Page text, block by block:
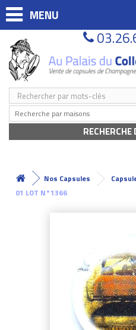
MENU
Recherche par maisons
RECHERCHE
Nos Capsules
01 LOT N°1366